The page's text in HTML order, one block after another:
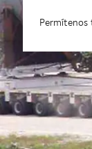
Permítenos